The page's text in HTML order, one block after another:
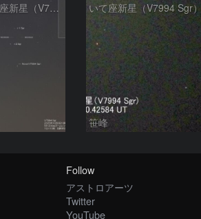
10月3日のいて座新星（V7994Sgr） いて座新星（V7994 Sgr）
笹峰
Follow
アストロアーツ
Twitter
YouTube